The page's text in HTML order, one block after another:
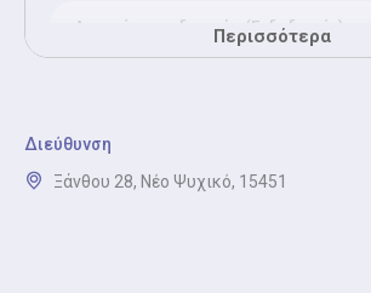
Διεύθυνση
Ξάνθου 28, Νέο Ψυχικό, 15451
Απονεύρωση δοντιών (Ενδοδοντία)
Απονεύρωση ή ενδοδοντία είναι η
Προσθετική Οδοντιατρική (Γέφυρα
Περισσότερα